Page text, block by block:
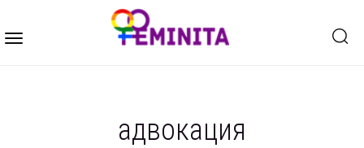
Toggle
адвокация